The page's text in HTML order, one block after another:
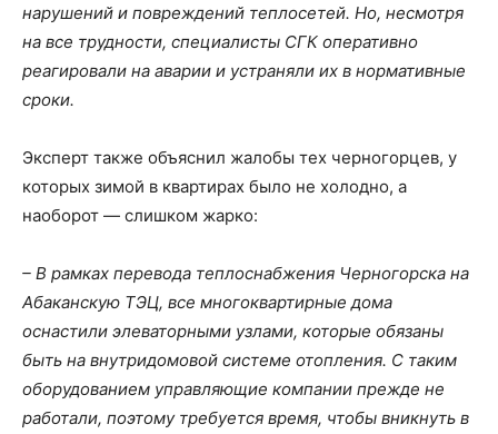
нарушений и повреждений теплосетей. Но, несмотря
на все трудности, специалисты СГК оперативно
реагировали на аварии и устраняли их в нормативные
сроки.
Эксперт также объяснил жалобы тех черногорцев, у
которых зимой в квартирах было не холодно, а
наоборот — слишком жарко:
– В рамках перевода теплоснабжения Черногорска на
Абаканскую ТЭЦ, все многоквартирные дома
оснастили элеваторными узлами, которые обязаны
быть на внутридомовой системе отопления. С таким
оборудованием управляющие компании прежде не
работали, поэтому требуется время, чтобы вникнуть в